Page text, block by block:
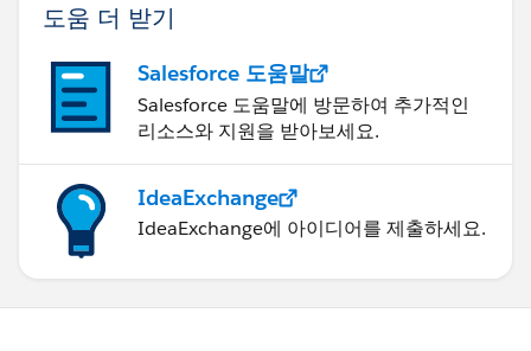
도움 더 받기
Salesforce 도움말
Salesforce 도움말에 방문하여 추가적인
리소스와 지원을 받아보세요.
IdeaExchange
IdeaExchange에 아이디어를 제출하세요.